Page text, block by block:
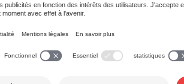
pouvoir organiser un concert?
avec de la musique. Que